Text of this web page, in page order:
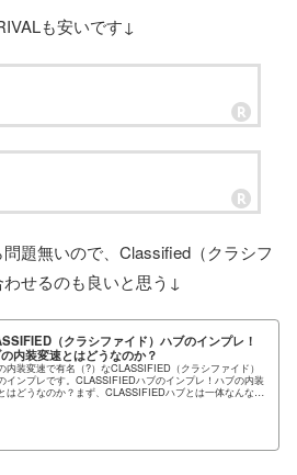
も安いです↓
題無いので、Classified（クラシフ
せるのも良いと思う↓
（クラシファイド）ハブのインプレ！
内装変速とはどうなのか？
内装変速で有名（?）なCLASSIFIED（クラシファイド）
インプレです。CLASSIFIEDハブのインプレ！ハブの内装
はどうなのか？まず、CLASSIFIEDハブとは一体なんなの